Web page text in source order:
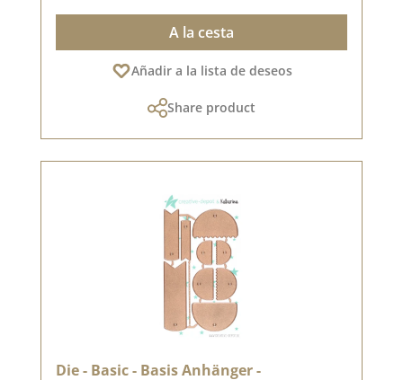
A la cesta
Añadir a la lista de deseos
Share product
Die - Basic - Basis Anhänger -